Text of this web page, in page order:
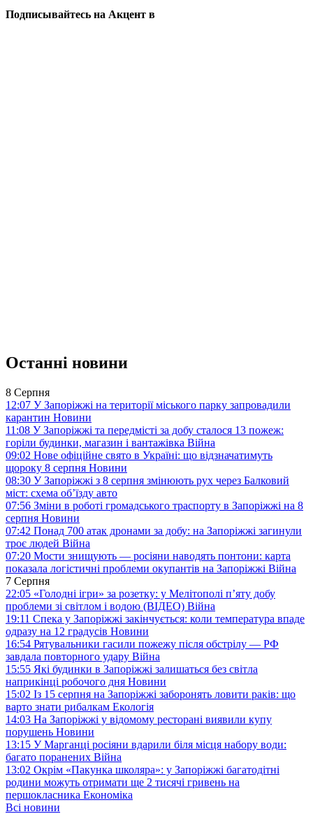
Подписывайтесь на Акцент в
Останні новини
8 Серпня
12:07 У Запоріжжі на території міського парку запровадили
карантин Новини
11:08 У Запоріжжі та передмісті за добу сталося 13 пожеж:
горіли будинки, магазин і вантажівка Війна
09:02 Нове офіційне свято в Україні: що відзначатимуть
щороку 8 серпня Новини
08:30 У Запоріжжі з 8 серпня змінюють рух через Балковий
міст: схема об’їзду авто
07:56 Зміни в роботі громадського траспорту в Запоріжжі на 8
серпня Новини
07:42 Понад 700 атак дронами за добу: на Запоріжжі загинули
троє людей Війна
07:20 Мости знищують — росіяни наводять понтони: карта
показала логістичні проблеми окупантів на Запоріжжі Війна
7 Серпня
22:05 «Голодні ігри» за розетку: у Мелітополі п’яту добу
проблеми зі світлом і водою (ВІДЕО) Війна
19:11 Спека у Запоріжжі закінчується: коли температура впаде
одразу на 12 градусів Новини
16:54 Рятувальники гасили пожежу після обстрілу — РФ
завдала повторного удару Війна
15:55 Які будинки в Запоріжжі залишаться без світла
наприкінці робочого дня Новини
15:02 Із 15 серпня на Запоріжжі заборонять ловити раків: що
варто знати рибалкам Екологія
14:03 На Запоріжжі у відомому ресторані виявили купу
порушень Новини
13:15 У Марганці росіяни вдарили біля місця набору води:
багато поранених Війна
13:02 Окрім «Пакунка школяра»: у Запоріжжі багатодітні
родини можуть отримати ще 2 тисячі гривень на
першокласника Економіка
Всі новини